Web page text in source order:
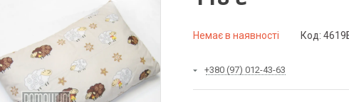
Немає в наявності Код:
+380 (97) 012-43-63